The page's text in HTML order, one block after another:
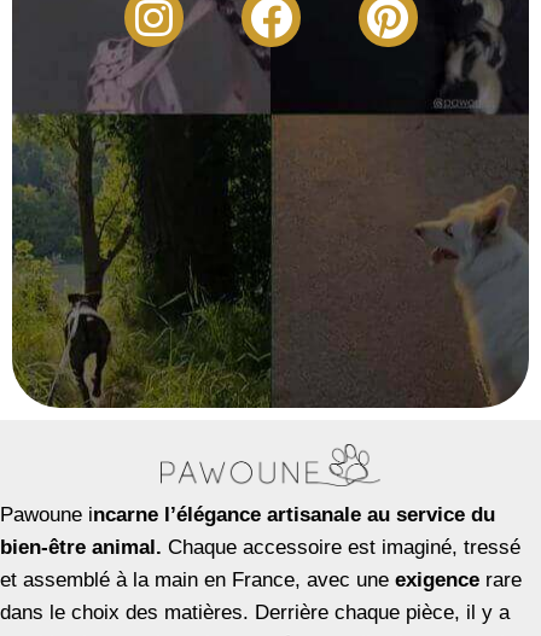
Pawoune incarne l’élégance artisanale au service du
bien-être animal. Chaque accessoire est imaginé, tressé
et assemblé à la main en France, avec une exigence rare
dans le choix des matières. Derrière chaque pièce, il y a